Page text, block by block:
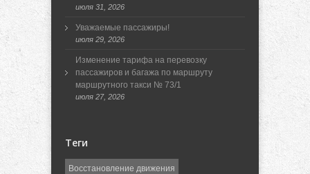
июля 31, 2026
Уважаемые пассажиры!
июля 29, 2026
Изменение тарифа на перевозку
пассажиров и багажа по маршруту
маршрутного такси № 73/1
июля 27, 2026
Теги
Восстановление движения